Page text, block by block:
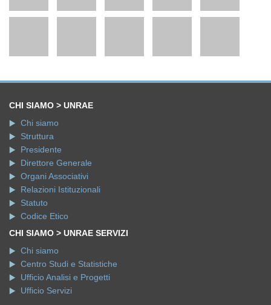
CHI SIAMO > UNRAE
Chi siamo
Struttura
Presidente
Direttore Generale
Organi Associativi
Relazioni Istituzionali
Statuto
Codice Etico
CHI SIAMO > UNRAE SERVIZI
Chi siamo
Centro Studi e Statistiche
Ufficio Analisi e Progetti
Ufficio Servizi